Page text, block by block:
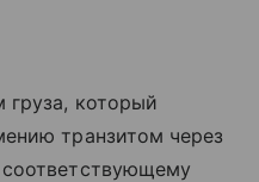
который
транзитом через